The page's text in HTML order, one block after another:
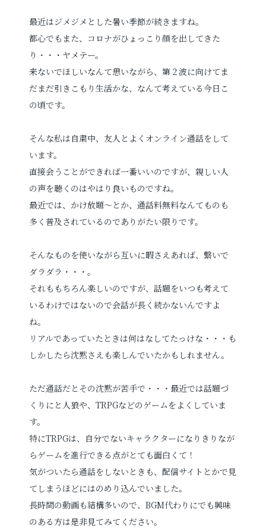
プロフィールフォト 婚活写真
証明写真
見学予約
撮影予約
お電話でのご連絡
TEL0285-20-5870
最近はジメジメとした暑い季節が続きますね。
都心でもまた、コロナがひょっこり顔を出してきた
り・・・ヤメテー。
来ないでほしいなんて思いながら、第２波に向けてま
だまだ引きこもり生活かな、なんて考えている今日こ
の頃です。
そんな私は自粛中、友人とよくオンライン通話をして
います。
直接会うことができれば一番いいのですが、親しい人
の声を聴くのはやはり良いものですね。
最近では、かけ放題～とか、通話料無料なんてものも
多く普及されているのでありがたい限りです。
そんなものを使いながら互いに暇さえあれば、繋いで
ダラダラ・・・。
それももちろん楽しいのですが、話題をいつも考えて
いるわけではないので会話が長く続かないんですよ
ね。
リアルであっていたときは何はなしてたっけな・・・も
しかしたら沈黙さえも楽しんでいたかもしれません。
ただ通話だとその沈黙が苦手で・・・最近では話題づ
くりにと人狼や、TRPGなどのゲームをよくしていま
す。
特にTRPGは、自分でないキャラクターになりきりなが
らゲームを進行できる点がとても面白くて！
気がついたら通話をしないときも、配信サイトとかで見
てしまうほどにはのめり込んでいました。
長時間の動画も結構多いので、BGM代わりにでも興味
のある方は是非見てみてください。